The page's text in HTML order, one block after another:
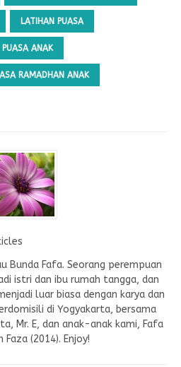
LATIHAN PUASA
PUASA ANAK
RAMADHAN ANAK
Bunda Fafa. Seorang perempuan
istri dan ibu rumah tangga, dan
luar biasa dengan karya dan
di Yogyakarta, bersama
Mr. E, dan anak-anak kami, Fafa
Faza (2014). Enjoy!